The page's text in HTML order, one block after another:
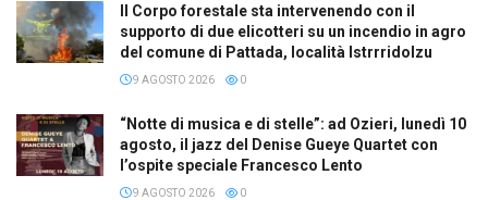
Il Corpo forestale sta intervenendo con il
supporto di due elicotteri su un incendio in agro
del comune di Pattada, località Istrrridolzu
9 AGOSTO 2026 0
“Notte di musica e di stelle”: ad Ozieri, lunedì 10
agosto, il jazz del Denise Gueye Quartet con
l’ospite speciale Francesco Lento
9 AGOSTO 2026 0